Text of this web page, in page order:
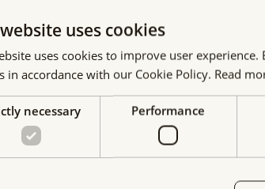
geïntegreerde
kan ook staal assen
optionele V-vormige
Meer lezen
uses cookies
uses cookies to improve user
in accordance with our Cookie Policy. Read
necessary Performance